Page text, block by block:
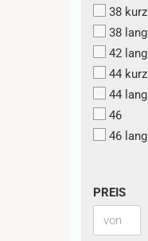
38 kurz
38 lang
42 lang
44 kurz
44 lang
46
46 lang
PREIS
Preis bis